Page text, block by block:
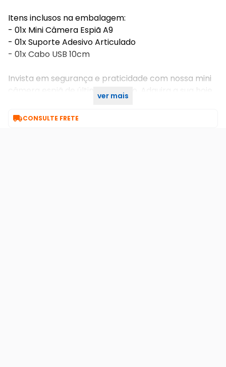
Itens inclusos na embalagem:
- 01x Mini Câmera Espiã A9
- 01x Suporte Adesivo Articulado
- 01x Cabo USB 10cm
Invista em segurança e praticidade com nossa mini
câmera espiã de última geração. Adquira a sua hoje
ver mais
CONSULTE FRETE